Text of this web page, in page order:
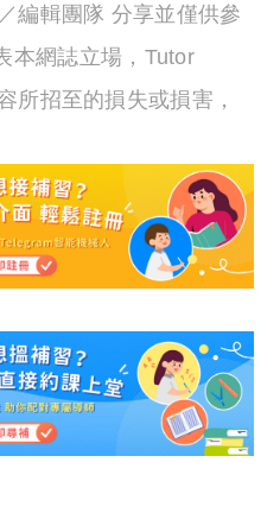
編輯團隊 分享並僅供參
本網誌立場，Tutor
所招至的損失或損害，